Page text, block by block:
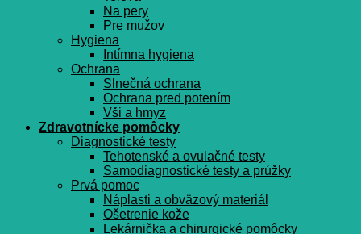
Na pery
Pre mužov
Hygiena
Intímna hygiena
Ochrana
Slnečná ochrana
Ochrana pred potením
Vši a hmyz
Zdravotnícke pomôcky
Diagnostické testy
Tehotenské a ovulačné testy
Samodiagnostické testy a prúžky
Prvá pomoc
Náplasti a obväzový materiál
Ošetrenie kože
Lekárnička a chirurgické pomôcky